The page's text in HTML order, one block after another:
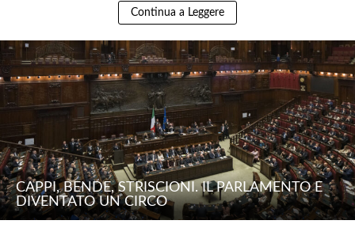
Continua a Leggere
CAPPI, BENDE, STRISCIONI. IL PARLAMENTO È
DIVENTATO UN CIRCO